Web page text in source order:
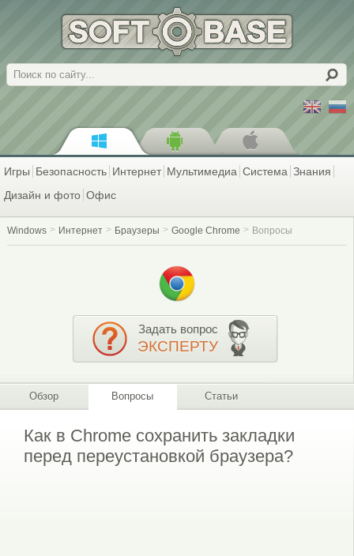
Поиск
Игры Безопасность Интернет Мультимедиа Система Знания
Дизайн и фото Офис
Windows Интернет Браузеры Google Chrome Вопросы
Задать вопрос
ЭКСПЕРТУ
Обзор Вопросы Статьи
Как в Chrome сохранить закладки
перед переустановкой браузера?